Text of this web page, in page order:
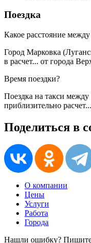
Поездка
Какое расстояние
Город Марковка
в расчет... от города
Время поездки?
Поездка на такси
приблизительно расчет...
Поделиться в
О компании
Цены
Услуги
Работа
Города
Нашли ошибку?